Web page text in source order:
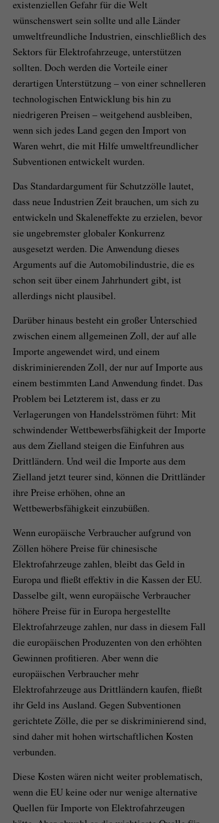
existenziellen Gefahr für die Welt
wünschenswert sein sollte und alle Länder
umweltfreundliche Industrien, einschließlich des
Sektors für Elektrofahrzeuge, unterstützen
sollten. Doch werden die Vorteile einer
derartigen Unterstützung – von einer schnelleren
technologischen Entwicklung bis hin zu
niedrigeren Preisen – weitgehend ausbleiben,
wenn sich jedes Land gegen den Import von
Waren wehrt, die mit Hilfe umweltfreundlicher
Subventionen entwickelt wurden.
Das Standardargument für Schutzzölle lautet,
dass neue Industrien Zeit brauchen, um sich zu
entwickeln und Skaleneffekte zu erzielen, bevor
sie ungebremster globaler Konkurrenz
ausgesetzt werden. Die Anwendung dieses
Arguments auf die Automobilindustrie, die es
schon seit über einem Jahrhundert gibt, ist
allerdings nicht plausibel.
Darüber hinaus besteht ein großer Unterschied
zwischen einem allgemeinen Zoll, der auf alle
Importe angewendet wird, und einem
diskriminierenden Zoll, der nur auf Importe aus
einem bestimmten Land Anwendung findet. Das
Problem bei Letzterem ist, dass er zu
Verlagerungen von Handelsströmen führt: Mit
schwindender Wettbewerbsfähigkeit der Importe
aus dem Zielland steigen die Einfuhren aus
Drittländern. Und weil die Importe aus dem
Zielland jetzt teurer sind, können die Drittländer
ihre Preise erhöhen, ohne an
Wettbewerbsfähigkeit einzubüßen.
Wenn europäische Verbraucher aufgrund von
Zöllen höhere Preise für chinesische
Elektrofahrzeuge zahlen, bleibt das Geld in
Europa und fließt effektiv in die Kassen der EU.
Dasselbe gilt, wenn europäische Verbraucher
höhere Preise für in Europa hergestellte
Elektrofahrzeuge zahlen, nur dass in diesem Fall
die europäischen Produzenten von den erhöhten
Gewinnen profitieren. Aber wenn die
europäischen Verbraucher mehr
Elektrofahrzeuge aus Drittländern kaufen, fließt
ihr Geld ins Ausland. Gegen Subventionen
gerichtete Zölle, die per se diskriminierend sind,
sind daher mit hohen wirtschaftlichen Kosten
verbunden.
Diese Kosten wären nicht weiter problematisch,
wenn die EU keine oder nur wenige alternative
Quellen für Importe von Elektrofahrzeugen